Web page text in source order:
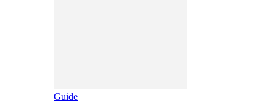
Guide